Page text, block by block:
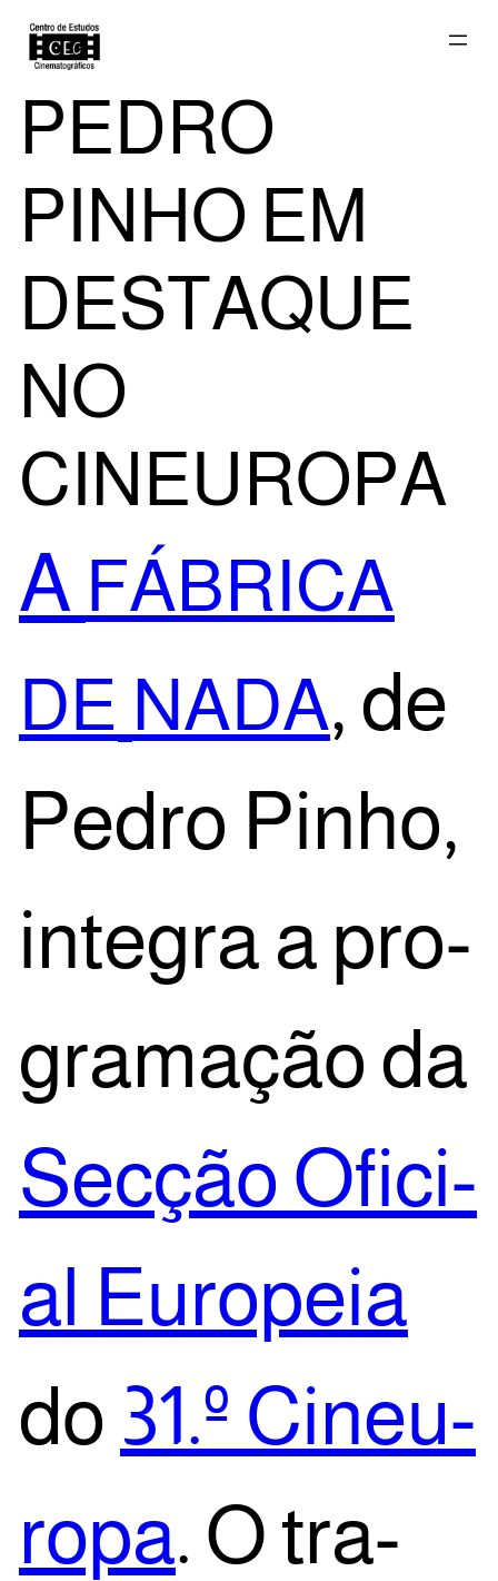
Saltar
para
o
conteúdo
PEDRO
PINHO EM
DESTAQUE
NO
CINEUROPA
A FÁBRICA
DE NADA, de
Pedro Pinho,
inte­gra a pro­
gra­ma­ção da
Sec­ção Ofi­ci­
al Euro­peia
do 31.º Cineu­
ro­pa. O tra­